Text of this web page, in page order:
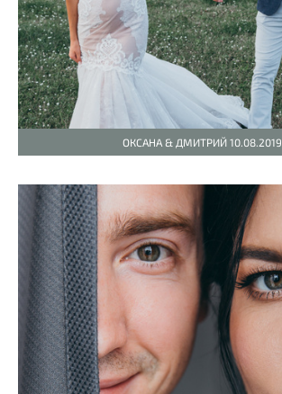
ОКСАНА & ДМИТРИЙ 10.08.2019